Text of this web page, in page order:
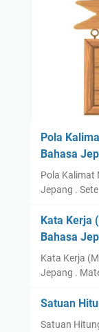
Pola
Bahasa
Pola Kalimat
Jepang .
Kata Kerja
Bahasa
Kata Kerja
Jepang .
Satuan
Satuan